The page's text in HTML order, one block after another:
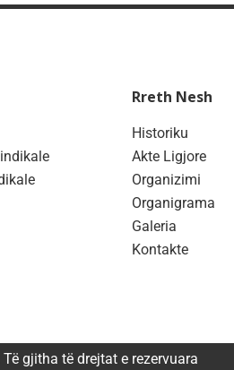
Rreth Nesh
Historiku
Akte Ligjore
Organizimi
Organigrama
Galeria
Kontakte
gjitha të drejtat e rezervuara